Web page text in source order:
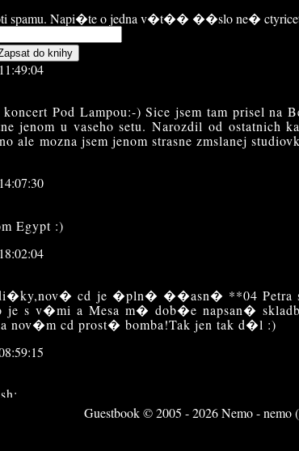
spamu. Napi�te o jedna v�t�� ��slo ne�
Pod Lampou:-) Sice jsem tam prisel na
jenom u vaseho setu. Narozdil od ostatnich
ale mozna jsem jenom strasne zmslanej
Egypt :)
cd je �pln� ��asn� **04 Petra
je s v�mi a Mesa m� dob�e napsan�
nov�m cd prost� bomba!Tak jen tak d�l :)
zacinali, tak tam byli uplne jini lide, namatkou:
Guestbook © 2005 - 2026 Nemo - nemo